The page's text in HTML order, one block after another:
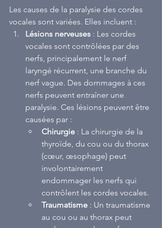
Les causes de la paralysie des cordes
vocales sont variées. Elles incluent :
Lésions nerveuses : Les cordes
vocales sont contrôlées par des
nerfs, principalement le nerf
laryngé récurrent, une branche du
nerf vague. Des dommages à ces
nerfs peuvent entraîner une
paralysie. Ces lésions peuvent être
causées par :
Chirurgie : La chirurgie de la
thyroïde, du cou ou du thorax
(cœur, œsophage) peut
involontairement
endommager les nerfs qui
contrôlent les cordes vocales.
Traumatisme : Un traumatisme
au cou ou au thorax peut